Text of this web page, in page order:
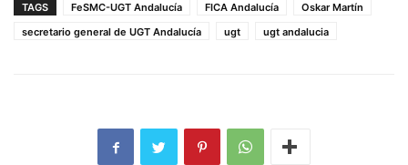
TAGS FeSMC-UGT Andalucía FICA Andalucía
Oskar Martín
secretario general de UGT Andalucía
ugt ugt andalucia